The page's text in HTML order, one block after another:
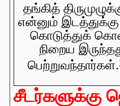
தங்கித்
என்னும்
கொடுத்துக்
நிறைய
பெற்றுவந்தார்கள்.
சீடர்களுக்கு